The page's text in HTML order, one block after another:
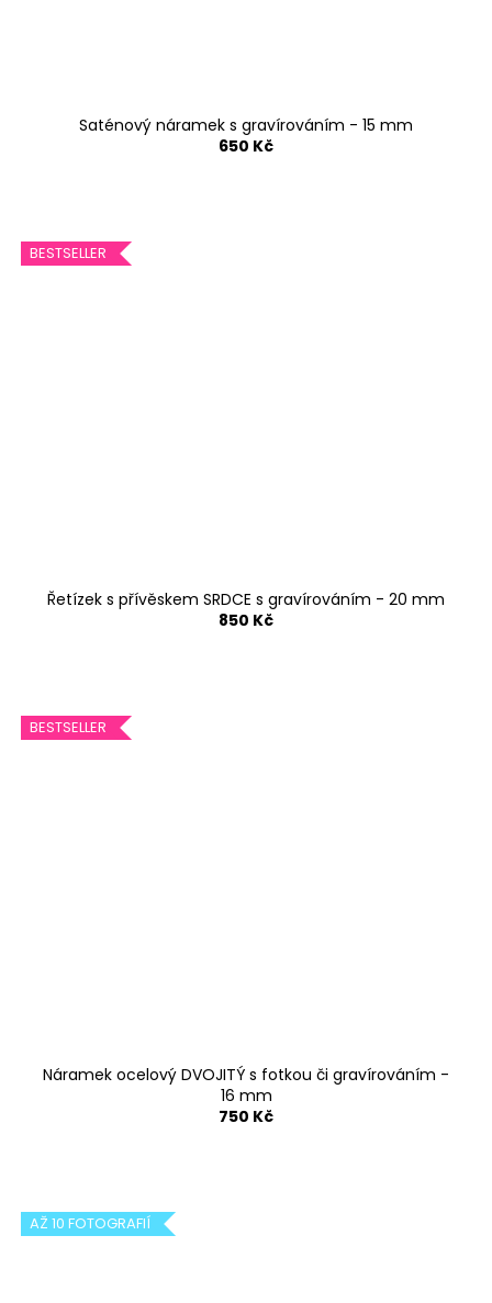
Saténový náramek s gravírováním - 15 mm
650 Kč
BESTSELLER
Řetízek s přívěskem SRDCE s gravírováním - 20 mm
850 Kč
BESTSELLER
Náramek ocelový DVOJITÝ s fotkou či gravírováním -
16 mm
750 Kč
AŽ 10 FOTOGRAFIÍ